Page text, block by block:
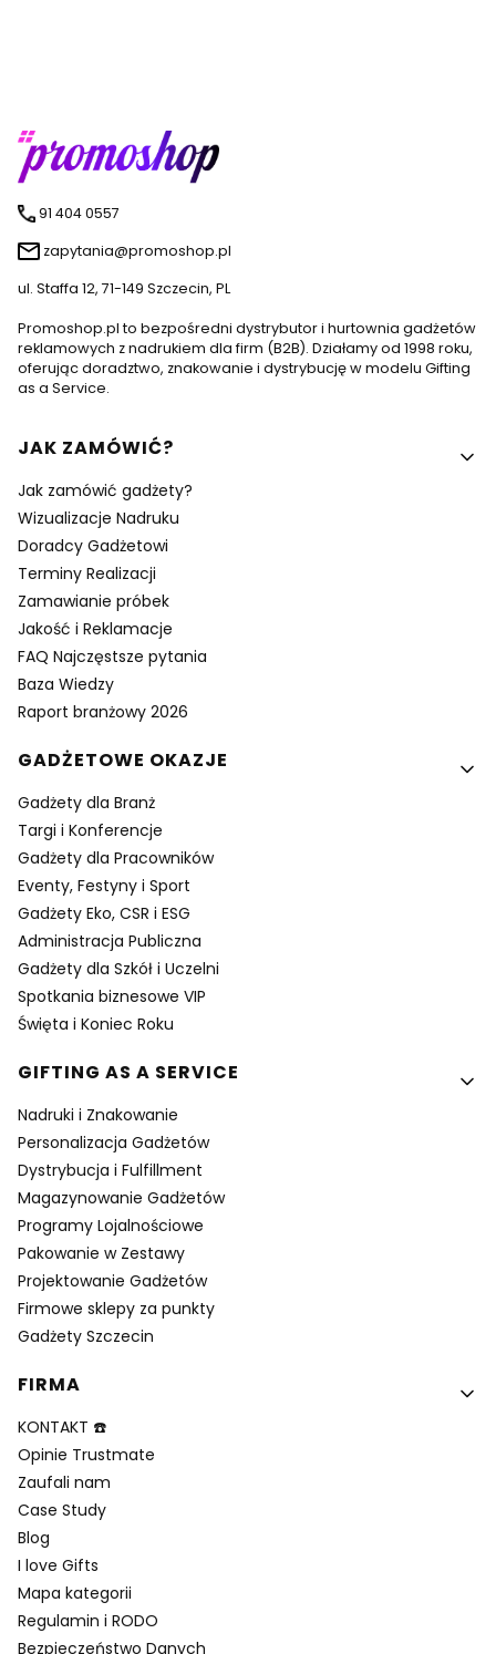
91 404 0557
zapytania@promoshop.pl
ul. Staffa 12, 71-149 Szczecin, PL
Promoshop.pl to bezpośredni dystrybutor i hurtownia gadżetów
reklamowych z nadrukiem dla firm (B2B). Działamy od 1998 roku,
oferując doradztwo, znakowanie i dystrybucję w modelu Gifting
as a Service.
Linki w stopce
JAK ZAMÓWIĆ?
Jak zamówić gadżety?
Wizualizacje Nadruku
Doradcy Gadżetowi
Terminy Realizacji
Zamawianie próbek
Jakość i Reklamacje
FAQ Najczęstsze pytania
Baza Wiedzy
Raport branżowy 2026
GADŻETOWE OKAZJE
Gadżety dla Branż
Targi i Konferencje
Gadżety dla Pracowników
Eventy, Festyny i Sport
Gadżety Eko, CSR i ESG
Administracja Publiczna
Gadżety dla Szkół i Uczelni
Spotkania biznesowe VIP
Święta i Koniec Roku
GIFTING AS A SERVICE
Nadruki i Znakowanie
Personalizacja Gadżetów
Dystrybucja i Fulfillment
Magazynowanie Gadżetów
Programy Lojalnościowe
Pakowanie w Zestawy
Projektowanie Gadżetów
Firmowe sklepy za punkty
Gadżety Szczecin
FIRMA
KONTAKT ☎️
Opinie Trustmate
Zaufali nam
Case Study
Blog
I love Gifts
Mapa kategorii
Regulamin i RODO
Bezpieczeństwo Danych